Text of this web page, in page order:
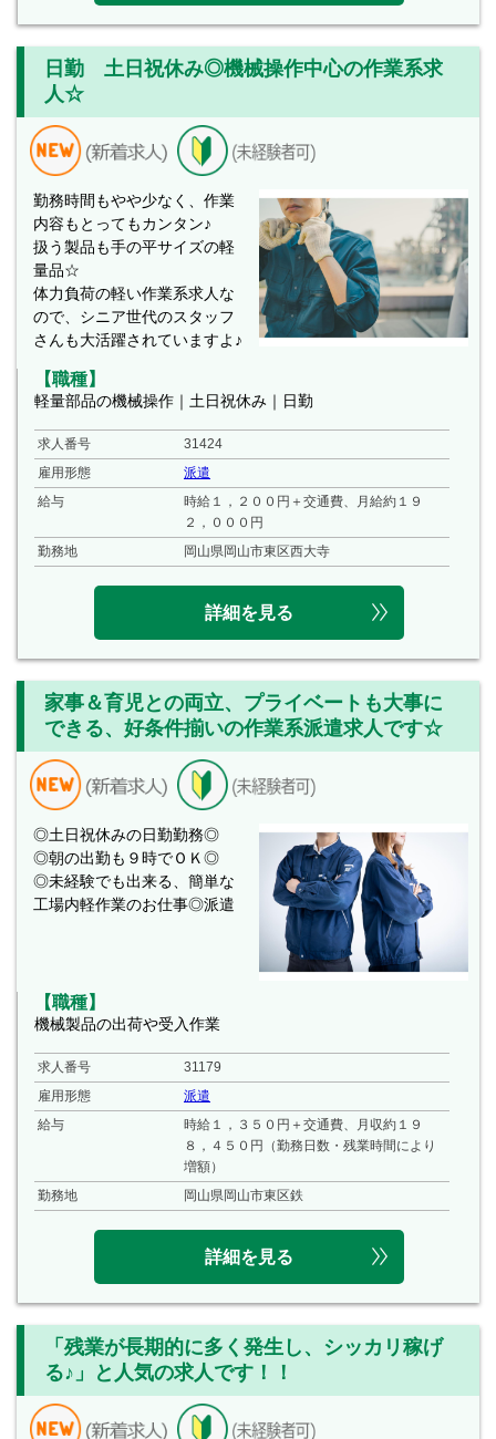
日勤 土日祝休み◎機械操作中心の作業系求
人☆
勤務時間もやや少なく、作業
内容もとってもカンタン♪
扱う製品も手の平サイズの軽
量品☆
体力負荷の軽い作業系求人な
ので、シニア世代のスタッフ
さんも大活躍されていますよ♪
【職種】
軽量部品の機械操作｜土日祝休み｜日勤
求人番号
31424
雇用形態
派遣
給与
時給１，２００円＋交通費、月給約１９
２，０００円
勤務地
岡山県岡山市東区西大寺
詳細を見る
家事＆育児との両立、プライベートも大事に
できる、好条件揃いの作業系派遣求人です☆
◎土日祝休みの日勤勤務◎
◎朝の出勤も９時でＯＫ◎
◎未経験でも出来る、簡単な
工場内軽作業のお仕事◎派遣
【職種】
機械製品の出荷や受入作業
求人番号
31179
雇用形態
派遣
給与
時給１，３５０円＋交通費、月収約１９
８，４５０円（勤務日数・残業時間により
増額）
勤務地
岡山県岡山市東区鉄
詳細を見る
「残業が長期的に多く発生し、シッカリ稼げ
る♪」と人気の求人です！！